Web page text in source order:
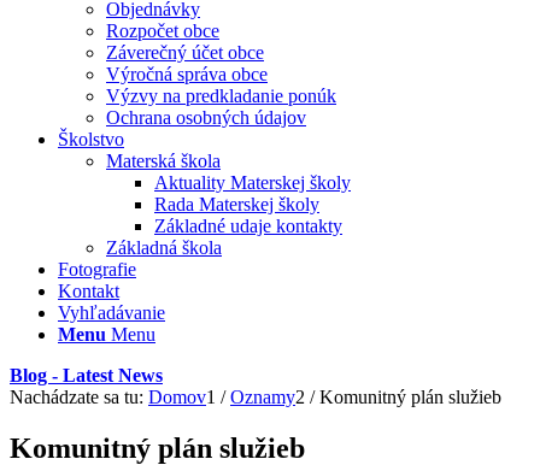
Objednávky
Rozpočet obce
Záverečný účet obce
Výročná správa obce
Výzvy na predkladanie ponúk
Ochrana osobných údajov
Školstvo
Materská škola
Aktuality Materskej školy
Rada Materskej školy
Základné udaje kontakty
Základná škola
Fotografie
Kontakt
Vyhľadávanie
Menu Menu
Blog - Latest News
Nachádzate sa tu: Domov1 / Oznamy2 / Komunitný plán služieb
Komunitný plán služieb